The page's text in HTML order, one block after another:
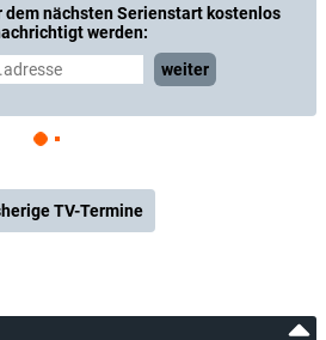
dem nächsten Serienstart kostenlos
werden:
weiter
TV-Termine